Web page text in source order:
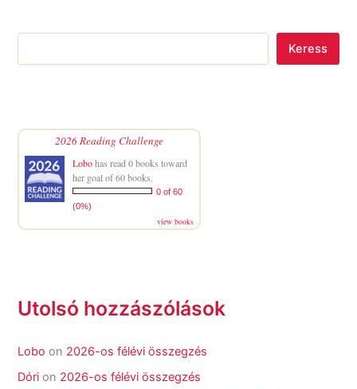
Keress
2026 Reading Challenge
Lobohas read 0 books toward
her goal of 60 books.
0 of 60
(0%)
view books
Utolsó hozzászólások
Lobo on 2026-os félévi összegzés
Dóri on 2026-os félévi összegzés